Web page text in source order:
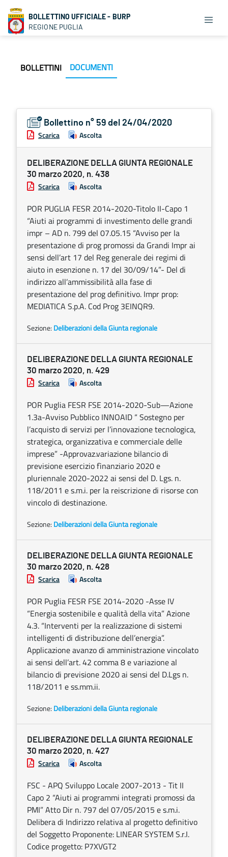
BOLLETTINO UFFICIALE - BURP
REGIONE PUGLIA
BOLLETTINI DOCUMENTI
Bollettino n° 59 del 24/04/2020
Scarica Ascolta
DELIBERAZIONE DELLA GIUNTA REGIONALE
30 marzo 2020, n. 438
Scarica Ascolta
POR PUGLIA FESR 2014-2020-Titolo II-Capo 1
“Aiuti ai programmi di investimento delle grandi
impr – AD n. 799 del 07.05.15 “Avviso per la
presentazione di prog promossi da Grandi Impr ai
sensi dell’art 17 del Reg generale dei regimi di
aiuto in esenzione n. 17 del 30/09/14”- Del di
indirizzo all’ammissibilità alla fase di
presentazione del prog definitivo. Impr prop:
MEDIATICA S.p.A. Cod Prog 3EINQR9.
Sezione: Deliberazioni della Giunta regionale
DELIBERAZIONE DELLA GIUNTA REGIONALE
30 marzo 2020, n. 429
Scarica Ascolta
POR Puglia FESR FSE 2014-2020-Sub—Azione
1.3a-Avviso Pubblico INNOAID “ Sostegno per
l’acquisto di servizi per l’innovazione tecnologica,
strategica, organizzativa e commerciale delle
imprese” -Approvaz.variazione bilancio di
previsione esercizio fìnanziario 2020 e
pluriennale 2020-2022 ai sensi del D. Lgs. n.
118/2011 e s.m.i. per la reiscrizione di risorse con
vincolo di destinazione.
Sezione: Deliberazioni della Giunta regionale
DELIBERAZIONE DELLA GIUNTA REGIONALE
30 marzo 2020, n. 428
Scarica Ascolta
POR Puglia FESR FSE 2014-2020 -Asse IV
“Energia sostenibile e qualità della vita” Azione
4.3. “Interventi per la realizzazione di sistemi
intelligenti di distribuzione dell’energia”.
Applicazione avanzo di amministrazione vincolato
ai sensi dell’art. 42 comma 8 e variazione al
bilancio di previsione 2020 ai sensi del D.Lgs n.
118/2011 e ss.mm.ii.
Sezione: Deliberazioni della Giunta regionale
DELIBERAZIONE DELLA GIUNTA REGIONALE
30 marzo 2020, n. 427
Scarica Ascolta
FSC - APQ Sviluppo Locale 2007-2013 - Tit II
Capo 2 “Aiuti ai programmi integrati promossi da
PMI” Atto Dir n. 797 del 07/05/2015 e s.m.i.
Delibera di Indirizzo relativa al progetto definitivo
del Soggetto Proponente: LINEAR SYSTEM S.r.I.
Codice progetto: P7XVGT2